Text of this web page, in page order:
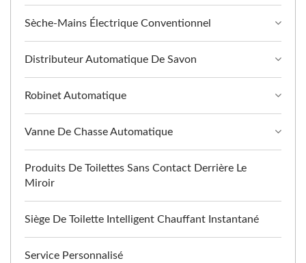
Sèche-Mains Électrique Conventionnel
Distributeur Automatique De Savon
Robinet Automatique
Vanne De Chasse Automatique
Produits De Toilettes Sans Contact Derrière Le
Miroir
Siège De Toilette Intelligent Chauffant Instantané
Service Personnalisé